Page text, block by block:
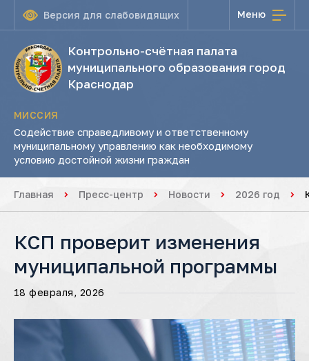
Версия для слабовидящих Меню
Контрольно-счётная палата
муниципального образования город
Краснодар
МИССИЯ
Содействие справедливому и ответственному
муниципальному управлению как необходимому
условию достойной жизни граждан
Главная Пресс-центр Новости 2026 год
КСП проверит изменения
муниципальной программы
18 февраля, 2026